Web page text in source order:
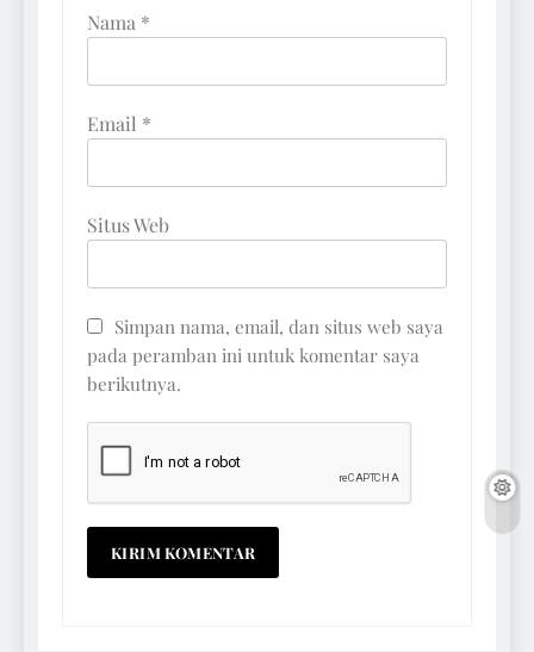
Nama *
Email *
Situs Web
Simpan nama, email, dan situs web saya
pada peramban ini untuk komentar saya
berikutnya.